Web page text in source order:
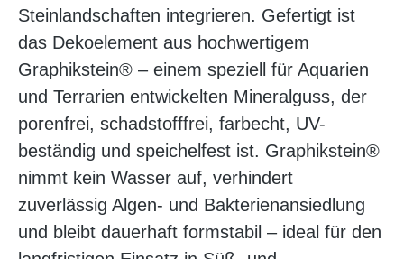
Steinlandschaften integrieren. Gefertigt ist
das Dekoelement aus hochwertigem
Graphikstein® – einem speziell für Aquarien
und Terrarien entwickelten Mineralguss, der
porenfrei, schadstofffrei, farbecht, UV-
beständig und speichelfest ist. Graphikstein®
nimmt kein Wasser auf, verhindert
zuverlässig Algen- und Bakterienansiedlung
und bleibt dauerhaft formstabil – ideal für den